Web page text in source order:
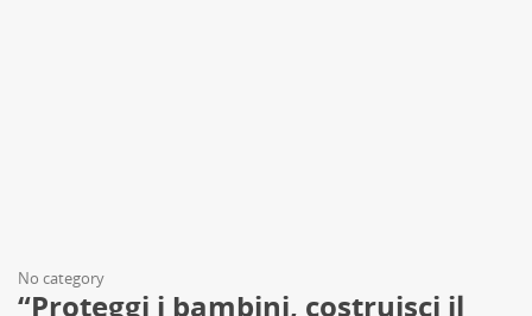
No category
“Proteggi i bambini, costruisci il